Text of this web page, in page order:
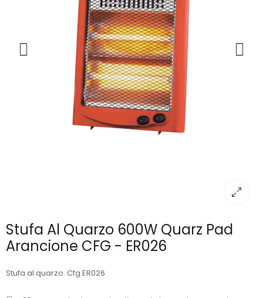
Stufa Al Quarzo 600W Quarz Pad
Arancione CFG - ER026
Stufa al quarzo. Cfg ER026